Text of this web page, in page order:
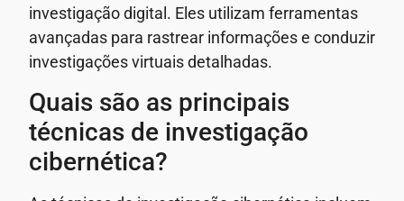
investigação digital. Eles utilizam ferramentas
avançadas para rastrear informações e conduzir
investigações virtuais detalhadas.
Quais são as principais
técnicas de investigação
cibernética?